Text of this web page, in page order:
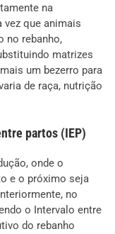
na
vez que animais
no rebanho,
matrizes
um bezerro para
de raça, nutrição
partos (IEP)
onde o
e o próximo seja
no
o Intervalo entre
do rebanho